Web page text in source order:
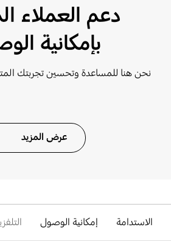
دعم العملاء
بإمكانية
نحن هنا للمساعدة وتحسين تجربتك
عرض المزيد
الاستدامة إمكانية الوصول